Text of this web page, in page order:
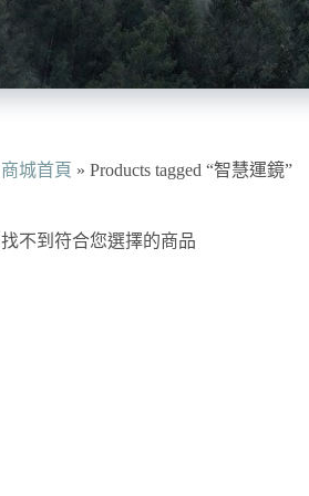
商城首頁 » Products tagged “智慧運鏡”
找不到符合您選擇的商品